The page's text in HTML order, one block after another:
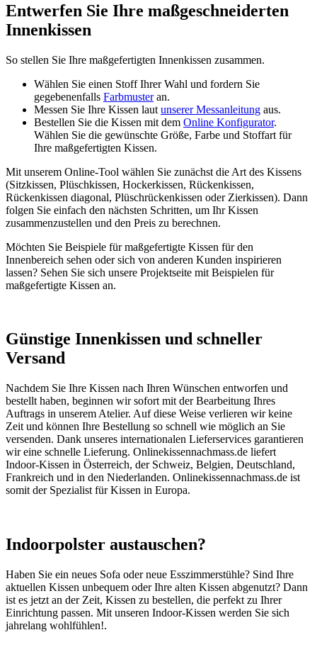
Entwerfen Sie Ihre maßgeschneiderten
Innenkissen
So stellen Sie Ihre maßgefertigten Innenkissen zusammen.
Wählen Sie einen Stoff Ihrer Wahl und fordern Sie
gegebenenfalls Farbmusteran.
Messen Sie Ihre Kissen laut unserer Messanleitung aus.
Bestellen Sie die Kissen mit dem Online Konfigurator.
Wählen Sie die gewünschte Größe, Farbe und Stoffart für
Ihre maßgefertigten Kissen.
Mit unserem Online-Tool wählen Sie zunächst die Art des Kissens
(Sitzkissen, Plüschkissen, Hockerkissen, Rückenkissen,
Rückenkissen diagonal, Plüschrückenkissen oder Zierkissen). Dann
folgen Sie einfach den nächsten Schritten, um Ihr Kissen
zusammenzustellen und den Preis zu berechnen.
Möchten Sie Beispiele für maßgefertigte Kissen für den
Innenbereich sehen oder sich von anderen Kunden inspirieren
lassen? Sehen Sie sich unsere Projektseite mit Beispielen für
maßgefertigte Kissen an.
Günstige Innenkissen und schneller
Versand
Nachdem Sie Ihre Kissen nach Ihren Wünschen entworfen und
bestellt haben, beginnen wir sofort mit der Bearbeitung Ihres
Auftrags in unserem Atelier. Auf diese Weise verlieren wir keine
Zeit und können Ihre Bestellung so schnell wie möglich an Sie
versenden. Dank unseres internationalen Lieferservices garantieren
wir eine schnelle Lieferung. Onlinekissennachmass.de liefert
Indoor-Kissen in Österreich, der Schweiz, Belgien, Deutschland,
Frankreich und in den Niederlanden. Onlinekissennachmass.de ist
somit der Spezialist für Kissen in Europa.
Indoorpolster austauschen?
Haben Sie ein neues Sofa oder neue Esszimmerstühle? Sind Ihre
aktuellen Kissen unbequem oder Ihre alten Kissen abgenutzt? Dann
ist es jetzt an der Zeit, Kissen zu bestellen, die perfekt zu Ihrer
Einrichtung passen. Mit unseren Indoor-Kissen werden Sie sich
jahrelang wohlfühlen!.